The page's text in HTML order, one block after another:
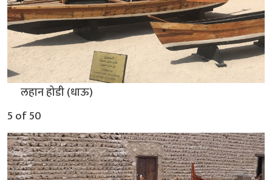
लहान होडी (धाऊ)
5 of 50